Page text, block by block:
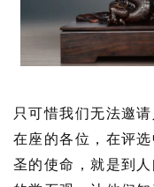
只可惜我们无法邀
在座的各位，在评
圣的使命，就是到